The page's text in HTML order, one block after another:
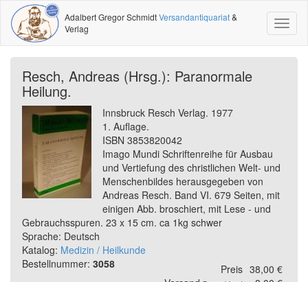
Adalbert Gregor SchmidtVersandantiquariat&
Verlag
Resch, Andreas (Hrsg.): Paranormale
Heilung.
Innsbruck Resch Verlag. 1977
1. Auflage.
ISBN 3853820042
Imago Mundi Schriftenreihe für Ausbau
und Vertiefung des christlichen Welt- und
Menschenbildes herausgegeben von
Andreas Resch. Band VI. 679 Seiten, mit
einigen Abb. broschiert, mit Lese - und
Gebrauchsspuren. 23 x 15 cm. ca 1kg schwer
Sprache: Deutsch
Katalog: Medizin / Heilkunde
Bestellnummer: 3058 Preis 38,00 €